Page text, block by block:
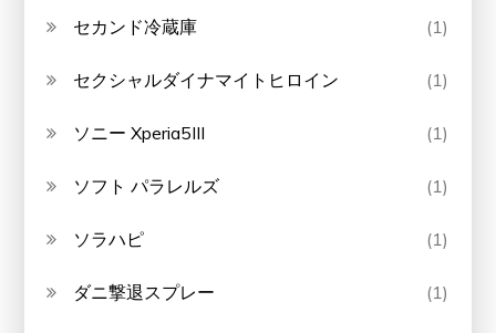
セカンド冷蔵庫 (1)
セクシャルダイナマイトヒロイン (1)
ソニー Xperia5III (1)
ソフト パラレルズ (1)
ソラハピ (1)
ダニ撃退スプレー (1)